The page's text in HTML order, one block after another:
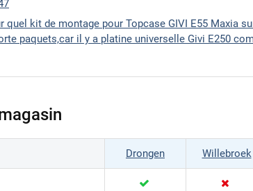
quel kit de montage pour Topcase GIVI E55 Maxia
paquets,car il y a platine universelle Givi E250
Drongen Willebroek